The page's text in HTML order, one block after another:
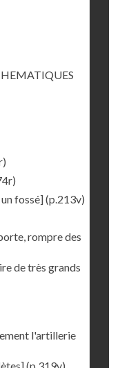
fossé](p.213v)
rompre des
de très grands
l'artillerie